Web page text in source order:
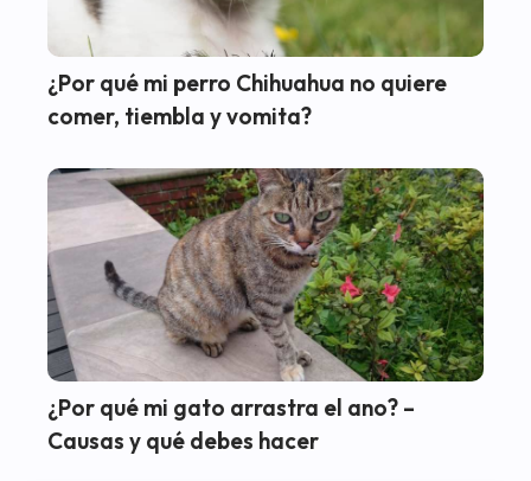
¿Por qué mi perro Chihuahua no quiere
comer, tiembla y vomita?
¿Por qué mi gato arrastra el ano? –
Causas y qué debes hacer